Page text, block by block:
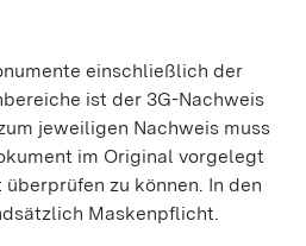
einschließlich der
ist der 3G-Nachweis
jeweiligen Nachweis muss
im Original vorgelegt
zu können. In den
Maskenpflicht.